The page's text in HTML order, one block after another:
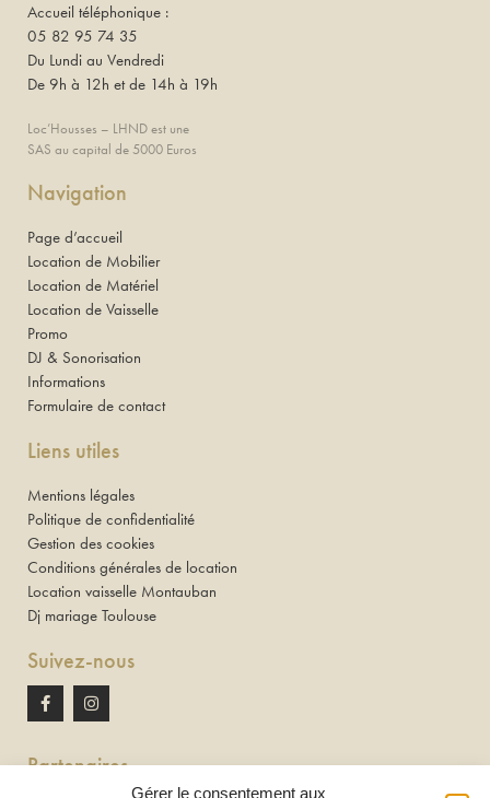
Gérer le consentement aux
Accueil téléphonique :
05 82 95 74 35
Du Lundi au Vendredi
De 9h à 12h et de 14h à 19h
Loc’Housses – LHND est une
SAS au capital de 5000 Euros
Navigation
Page d’accueil
Location de Mobilier
Location de Matériel
Location de Vaisselle
Promo
DJ & Sonorisation
Informations
Formulaire de contact
Liens utiles
Mentions légales
Politique de confidentialité
Gestion des cookies
Conditions générales de location
Location vaisselle Montauban
Dj mariage Toulouse
Suivez-nous
Partenaires